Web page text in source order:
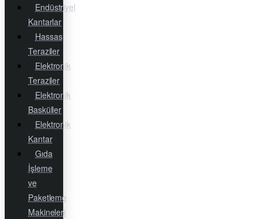
Endüstriyel
Kantarlar
Hassas
Teraziler
Elektronik
Teraziler
Elektronik
Basküller
Elektronik
Kantar
Gıda
İşleme
ve
Paketleme
Makineleri